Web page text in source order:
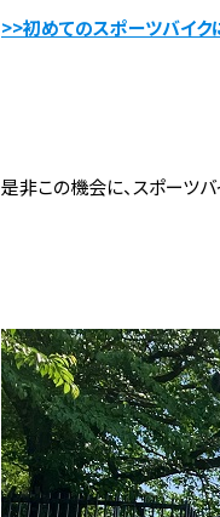
>>初めてのスポーツバイ
是非この機会に、スポーツ